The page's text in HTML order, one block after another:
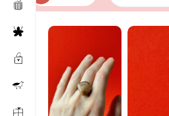
Главная Украшения Кольца